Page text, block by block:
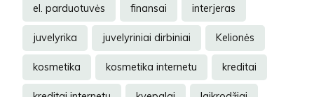
el. parduotuvės finansai interjeras
juvelyrika juvelyriniai dirbiniai Kelionės
kosmetika kosmetika internetu kreditai